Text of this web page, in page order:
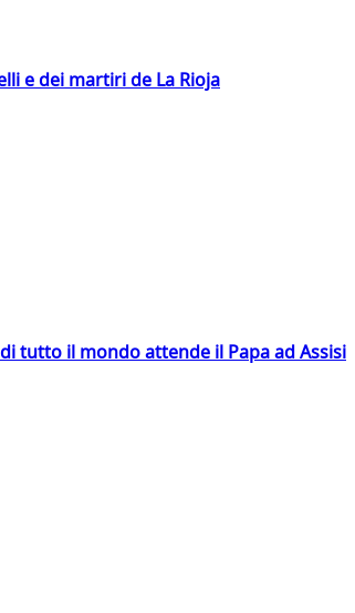
e dei martiri de La Rioja
tutto il mondo attende il Papa ad Assisi